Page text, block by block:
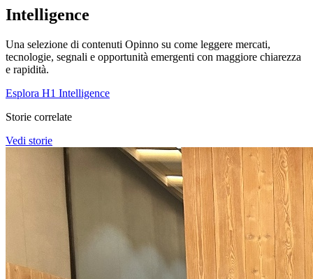
Intelligence
Una selezione di contenuti Opinno su come leggere mercati,
tecnologie, segnali e opportunità emergenti con maggiore chiarezza
e rapidità.
Esplora H1 Intelligence
Storie correlate
Vedi storie